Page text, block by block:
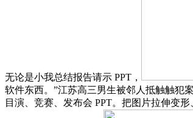
无论是小我总结报告请示 PPT，
软件东西。”江苏高三男生被邻人抵触触犯
目演、竞赛、发布会 PPT。把图片拉伸变